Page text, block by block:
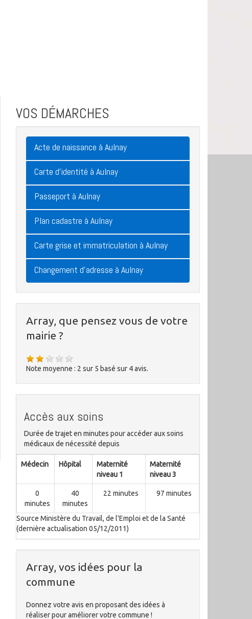
VOS DÉMARCHES
Acte de naissance à Aulnay
Carte d'identité à Aulnay
Passeport à Aulnay
Plan cadastre à Aulnay
Carte grise et immatriculation à Aulnay
Changement d'adresse à Aulnay
Array, que pensez vous de votre
mairie ?
Note moyenne : 2 sur 5 basé sur 4avis.
Accès aux soins
Durée de trajet en minutes pour accéder aux soins
médicaux de nécessité depuis
Médecin Hôpital
Maternité
niveau 1
Maternité
niveau 3
0
minutes
40
minutes
22 minutes 97 minutes
Source Ministère du Travail, de l'Emploi et de la Santé
(dernière actualisation 05/12/2011)
Array, vos idées pour la
commune
Donnez votre avis en proposant des idées à
réaliser pour améliorer votre commune !